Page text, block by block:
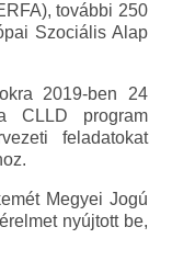
további 250
Szociális Alap
2019-ben 24
CLLD program
feladatokat
Megyei Jogú
nyújtott be,